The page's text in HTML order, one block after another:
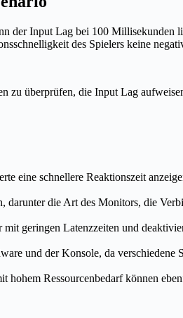
der Input Lag bei 100
des Spielers keine
zu überprüfen, die Input Lag
eine schnellere Reaktionszeit
darunter die Art des Monitors, die
geringen Latenzzeiten und
und der Konsole, da verschiedene
Ressourcenbedarf können